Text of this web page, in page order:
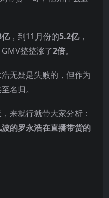
，到11月份的5.2亿，
整整涨了2倍。
无疑是失败的，但作为
名归。
来就行就带大家分析：
的罗永浩在直播带货的